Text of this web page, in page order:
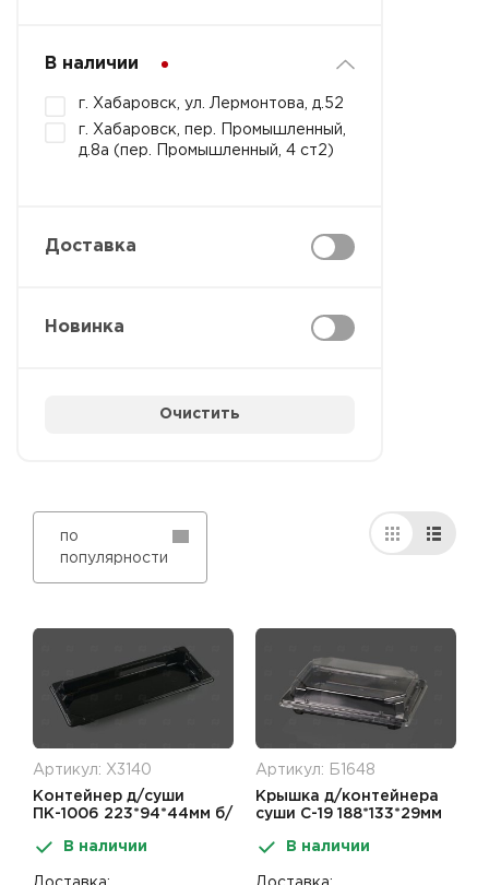
В наличии
г. Хабаровск, ул. Лермонтова, д.52
г. Хабаровск, пер. Промышленный,
д.8а (пер. Промышленный, 4 ст2)
Доставка
Новинка
Очистить
по
популярности
Артикул: Х3140
Контейнер д/суши
ПК-1006 223*94*44мм б/
В наличии
Артикул: Б1648
Крышка д/контейнера
суши С-19 188*133*29мм
В наличии